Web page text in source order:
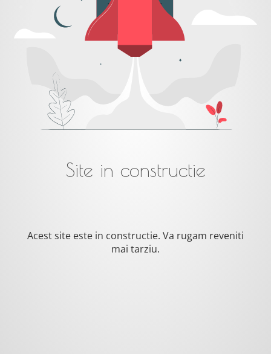
Site in constructie
Acest site este in constructie. Va rugam reveniti
mai tarziu.